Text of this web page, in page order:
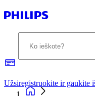
Užsiregistruokite ir gaukite